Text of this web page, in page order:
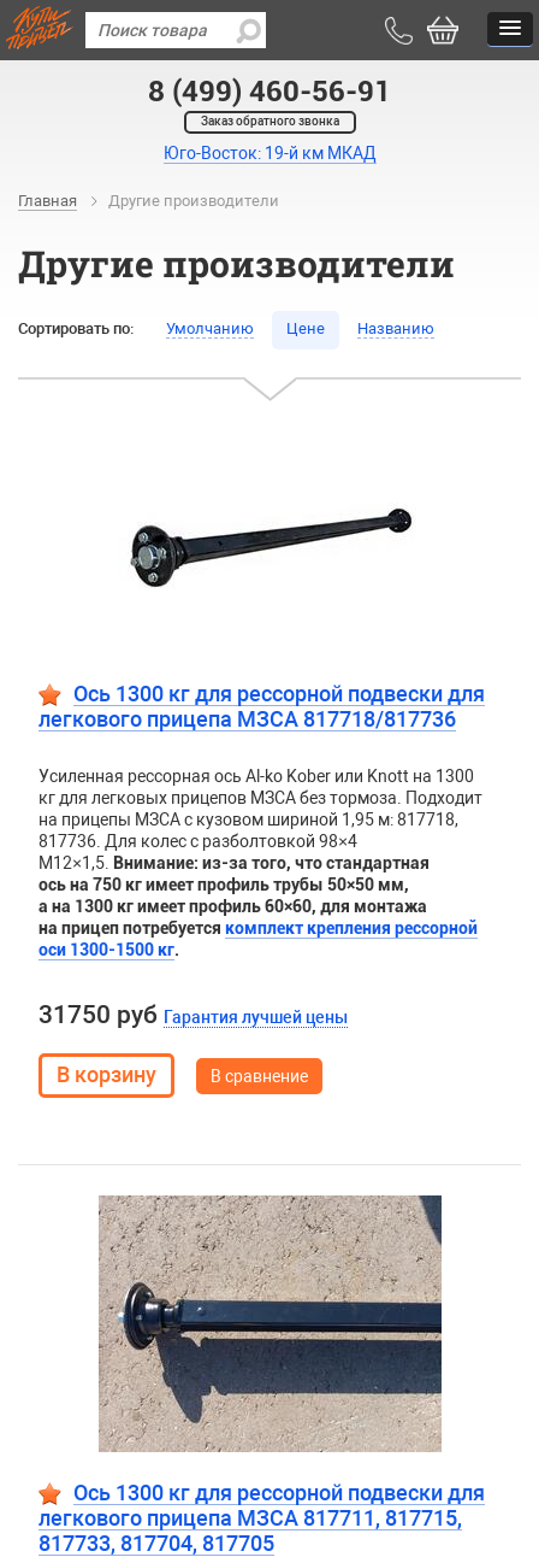
8 (499) 460-56-91
Заказ обратного звонка
Юго-Восток: 19-й км МКАД
Главная Другие производители
Другие производители
Сортировать по: Умолчанию Цене Названию
Ось 1300 кг для рессорной подвески для
легкового прицепа МЗСА 817718/817736
Усиленная рессорная ось Al-ko Kober или Knott на 1300
кг для легковых прицепов МЗСА без тормоза. Подходит
на прицепы МЗСА с кузовом шириной 1,95 м: 817718,
817736. Для колес с разболтовкой 98×4
М12×1,5.
Внимание: из-за того, что стандартная
ось на 750 кг имеет профиль трубы 50×50 мм,
а на 1300 кг имеет профиль 60×60, для монтажа
на прицеп потребуется комплект крепления рессорной
оси 1300-1500 кг.
31750 руб Гарантия лучшей цены
В сравнение
Ось 1300 кг для рессорной подвески для
легкового прицепа МЗСА 817711, 817715,
817733, 817704, 817705